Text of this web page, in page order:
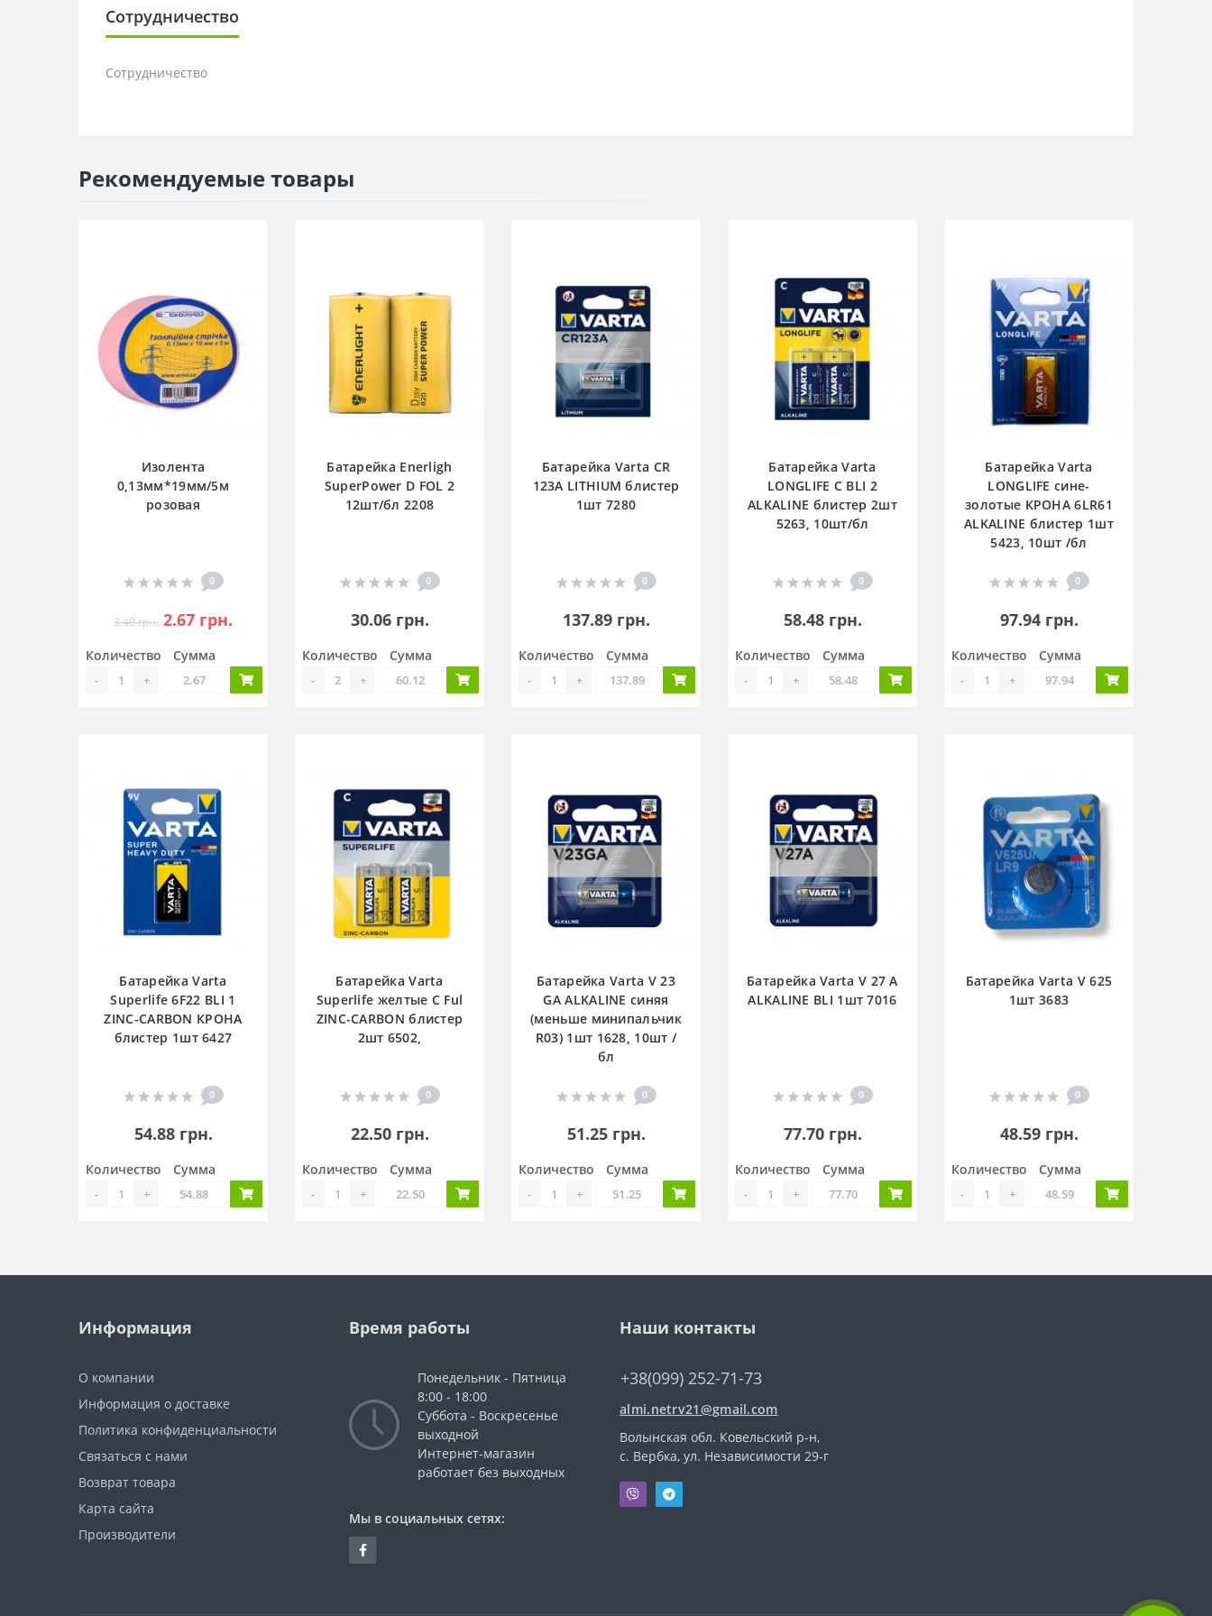
Сотрудничество
Сотрудничество
Рекомендуемые товары
Изолента
0,13мм*19мм/5м
розовая
0
3.40 грн. 2.67 грн.
Количество
- +
Сумма
Батарейка Enerligh
SuperPower D FOL 2
12шт/бл 2208
0
30.06 грн.
Количество
- +
Сумма
Батарейка Varta CR
123А LITHIUM блистер
1шт 7280
0
137.89 грн.
Количество
- +
Сумма
Батарейка Varta
LONGLIFE C BLI 2
ALKALINE блистер 2шт
5263, 10шт/бл
0
58.48 грн.
Количество
- +
Сумма
Батарейка Varta
LONGLIFE сине-
золотые КРОНА 6LR61
ALKALINE блистер 1шт
5423, 10шт /бл
0
97.94 грн.
Количество
- +
Сумма
Батарейка Varta
Superlife 6F22 BLI 1
ZINC-CARBON КРОНА
блистер 1шт 6427
0
54.88 грн.
Количество
- +
Сумма
Батарейка Varta
Superlife желтые С Ful
ZINC-CARBON блистер
2шт 6502,
0
22.50 грн.
Количество
- +
Сумма
Батарейка Varta V 23
GA ALKALINE синяя
(меньше минипальчик
R03) 1шт 1628, 10шт /
бл
0
51.25 грн.
Количество
- +
Сумма
Батарейка Varta V 27 A
ALKALINE BLI 1шт 7016
0
77.70 грн.
Количество
- +
Сумма
Батарейка Varta V 625
1шт 3683
0
48.59 грн.
Количество
- +
Сумма
Информация
О компании
Информация о доставке
Политика конфиденциальности
Связаться с нами
Возврат товара
Карта сайта
Производители
Время работы
Понедельник - Пятница
8:00 - 18:00
Суббота - Воскресенье
выходной
Интернет-магазин
работает без выходных
Мы в социальных сетях:
Наши контакты
+38(099) 252-71-73
almi.netrv21@gmail.com
Волынская обл. Ковельский р-н,
с. Вербка, ул. Независимости 29-г